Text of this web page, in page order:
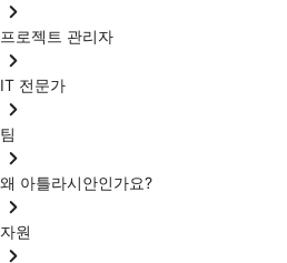
프로젝트 관리자
IT 전문가
팀
왜 아틀라시안인가요?
자원